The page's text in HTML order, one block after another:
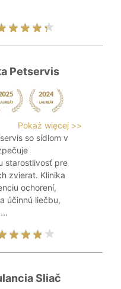
Petservis
Pokaż więcej >>
so sídlom v
starostlivosť pre
zvierat. Klinika
ochorení,
účinnú liečbu,
Sliač